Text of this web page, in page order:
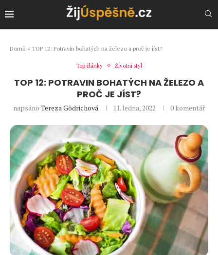
Domů » TOP 12: Potravin bohatých na železo a proč je jíst?
Top články Životní styl
TOP 12: POTRAVIN BOHATÝCH NA ŽELEZO A
PROČ JE JÍST?
napsáno Tereza Gödrichová 11. ledna, 2022 0 komentář